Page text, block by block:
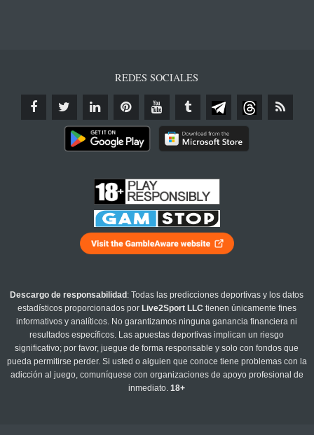
REDES SOCIALES
Descargo de responsabilidad : Todas las predicciones deportivas y los datos
estadísticos proporcionados por Live2Sport LLC tienen únicamente fines
informativos y analíticos. No garantizamos ninguna ganancia financiera ni
resultados específicos. Las apuestas deportivas implican un riesgo
significativo; por favor, juegue de forma responsable y solo con fondos que
pueda permitirse perder. Si usted o alguien que conoce tiene problemas con la
adicción al juego, comuníquese con organizaciones de apoyo profesional de
inmediato.18+